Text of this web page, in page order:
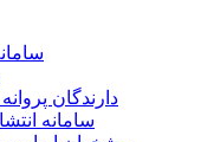
دارندگان
سامانه